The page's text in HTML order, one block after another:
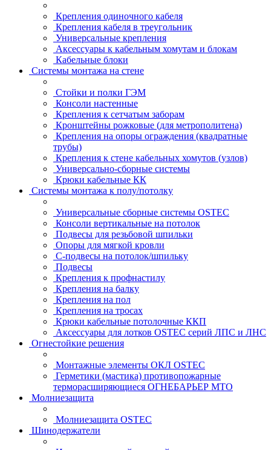
Крепления одиночного кабеля
Крепления кабеля в треугольник
Универсальные крепления
Аксессуары к кабельным хомутам и блокам
Кабельные блоки
Системы монтажа на стене
Стойки и полки ГЭМ
Консоли настенные
Крепления к сетчатым заборам
Кронштейны рожковые (для метрополитена)
Крепления на опоры ограждения (квадратные
трубы)
Крепления к стене кабельных хомутов (узлов)
Универсально-сборные системы
Крюки кабельные КК
Системы монтажа к полу/потолку
Универсальные сборные системы OSTEC
Консоли вертикальные на потолок
Подвесы для резьбовой шпильки
Опоры для мягкой кровли
С-подвесы на потолок/шпильку
Подвесы
Крепления к профнастилу
Крепления на балку
Крепления на пол
Крепления на тросах
Крюки кабельные потолочные ККП
Аксессуары для лотков OSTEC серий ЛПС и ЛНС
Огнестойкие решения
Монтажные элементы ОКЛ OSTEC
Герметики (мастика) противопожарные
терморасширяющиеся ОГНЕБАРЬЕР МТО
Молниезащита
Молниезащита OSTEC
Шинодержатели